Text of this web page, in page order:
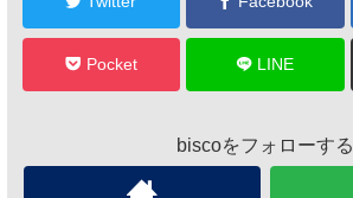
Pocket LINE
biscoをフォローする